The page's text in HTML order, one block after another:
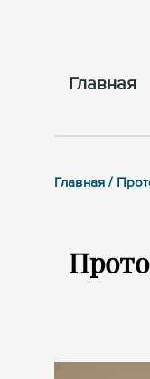
Главная
Главная /